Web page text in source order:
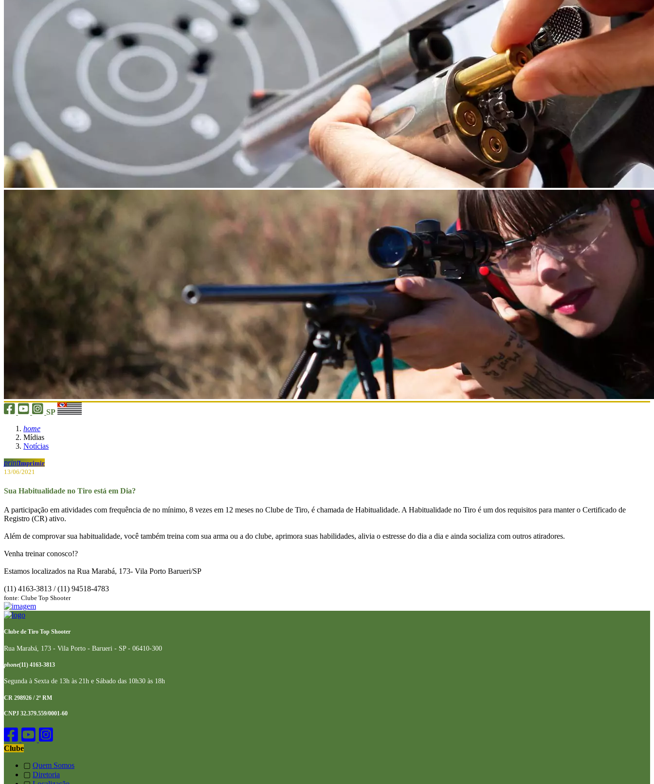
SP
home
Mídias
Notícias
printImprimir
13/06/2021
Sua Habitualidade no Tiro está em Dia?
A participação em atividades com frequência de no mínimo, 8 vezes em 12 meses no Clube de Tiro, é chamada de Habitualidade. A Habitualidade no Tiro é um dos requisitos para manter o Certificado de
Registro (CR) ativo.
Além de comprovar sua habitualidade, você também treina com sua arma ou a do clube, aprimora suas habilidades, alivia o estresse do dia a dia e ainda socializa com outros atiradores.
Venha treinar conosco!?
Estamos localizados na Rua Marabá, 173- Vila Porto Barueri/SP
(11) 4163-3813 / (11) 94518-4783
fonte: Clube Top Shooter
Clube de Tiro Top Shooter
Rua Marabá, 173 - Vila Porto - Barueri - SP - 06410-300
phone(11) 4163-3813
Segunda à Sexta de 13h às 21h e Sábado das 10h30 às 18h
CR 298926 / 2ª RM
CNPJ 32.379.559/0001-60
Clube
▢ Quem Somos
▢ Diretoria